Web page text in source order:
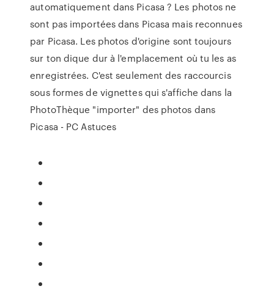
automatiquement dans Picasa ? Les photos ne
sont pas importées dans Picasa mais reconnues
par Picasa. Les photos d'origine sont toujours
sur ton dique dur à l'emplacement où tu les as
enregistrées. C'est seulement des raccourcis
sous formes de vignettes qui s'affiche dans la
PhotoThèque "importer" des photos dans
Picasa - PC Astuces